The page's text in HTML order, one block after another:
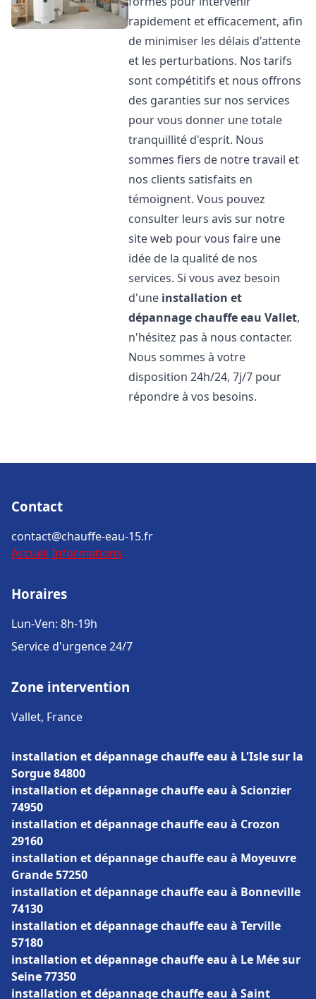
rapidement et efficacement, afin
de minimiser les délais d'attente
et les perturbations. Nos tarifs
sont compétitifs et nous offrons
des garanties sur nos services
pour vous donner une totale
tranquillité d'esprit. Nous
sommes fiers de notre travail et
nos clients satisfaits en
témoignent. Vous pouvez
consulter leurs avis sur notre
site web pour vous faire une
idée de la qualité de nos
services. Si vous avez besoin
d'une installation et
dépannage chauffe eau Vallet,
n'hésitez pas à nous contacter.
Nous sommes à votre
disposition 24h/24, 7j/7 pour
répondre à vos besoins.
Contact
contact@chauffe-eau-15.fr
Accueil Informations
Horaires
Lun-Ven: 8h-19h
Service d'urgence 24/7
Zone intervention
Vallet, France
installation et dépannage chauffe eau à L'Isle sur la
Sorgue 84800
installation et dépannage chauffe eau à Scionzier
74950
installation et dépannage chauffe eau à Crozon
29160
installation et dépannage chauffe eau à Moyeuvre
Grande 57250
installation et dépannage chauffe eau à Bonneville
74130
installation et dépannage chauffe eau à Terville
57180
installation et dépannage chauffe eau à Le Mée sur
Seine 77350
installation et dépannage chauffe eau à Saint